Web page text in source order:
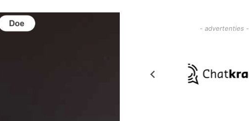
- advertenties -